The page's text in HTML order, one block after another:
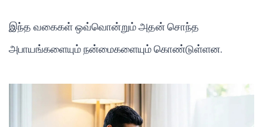
இந்த வகைகள் ஒவ்வொன்றும் அதன் சொந்த
அபாயங்களையும் நன்மைகளையும் கொண்டுள்ளன.